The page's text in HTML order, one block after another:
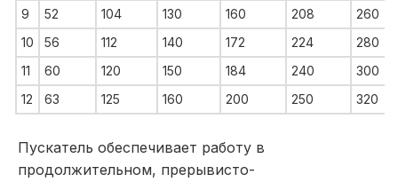
9 52 104 130 160 208
260
10
56 112 140 172 224
280
11
60 120 150 184 240
300
12
63 125 160 200 250 320
Пускатель обеспечивает работу в
продолжительном, прерывисто-